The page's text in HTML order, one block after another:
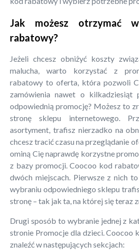
Jak możesz otrzymać
rabatowy?
Jeżeli chcesz obniżyć koszty
malucha, warto korzystać z
rabatowy to oferta, która pozwoli
zamówienia nawet o kilkadziesiąt
odpowiednią promocję? Możesz to
stronę sklepu internetowego.
asortyment, trafisz nierzadko na
chcesz tracić czasu na przeglądanie
ominą Cię naprawdę korzystne
z bazy promocji. Coocoo kod
dwóch miejscach. Pierwsze z nich
wybraniu odpowiedniego sklepu
stronę – tak jak ta, na której się teraz
Drugi sposób to wybranie jednej z
stronie Promocje dla dzieci. Coocoo
znaleźć w następujących sekcjach: